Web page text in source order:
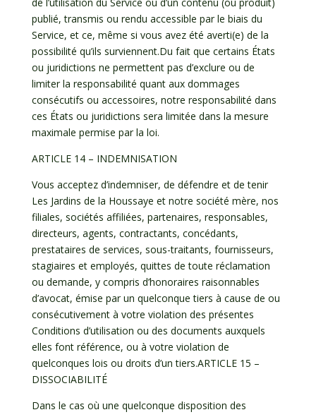
publié, transmis ou rendu accessible par le biais du
Service, et ce, même si vous avez été averti(e) de la
possibilité qu’ils surviennent.Du fait que certains États
ou juridictions ne permettent pas d’exclure ou de
limiter la responsabilité quant aux dommages
consécutifs ou accessoires, notre responsabilité dans
ces États ou juridictions sera limitée dans la mesure
maximale permise par la loi.
ARTICLE 14 – INDEMNISATION
Vous acceptez d’indemniser, de défendre et de tenir
Les Jardins de la Houssaye et notre société mère, nos
filiales, sociétés affiliées, partenaires, responsables,
directeurs, agents, contractants, concédants,
prestataires de services, sous-traitants, fournisseurs,
stagiaires et employés, quittes de toute réclamation
ou demande, y compris d’honoraires raisonnables
d’avocat, émise par un quelconque tiers à cause de ou
consécutivement à votre violation des présentes
Conditions d’utilisation ou des documents auxquels
elles font référence, ou à votre violation de
quelconques lois ou droits d’un tiers.ARTICLE 15 –
DISSOCIABILITÉ
Dans le cas où une quelconque disposition des